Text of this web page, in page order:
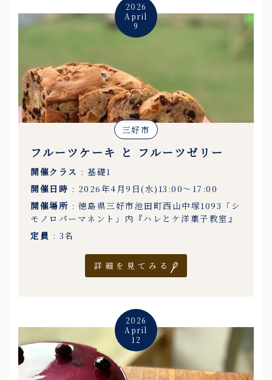
2026
April
9
三好市
フルーツケーキ と フルーツゼリー
開催クラス : 基礎1
開催日時 : 2026年4月9日(水)13:00〜17:00
開催場所 : 徳島県三好市池田町西山中塚1093「シ
モノロパーマネント」内『ハレとケ洋菓子教室』
定員 : 3名
詳細を見てみる
2026
April
12